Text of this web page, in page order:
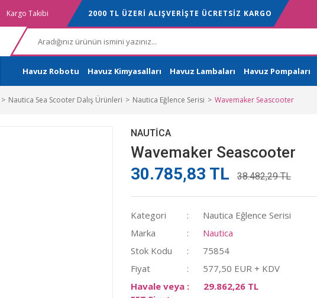
Kargo Takibi 2000 TL ÜZERİ ALIŞVERİŞTE ÜCRETSİZ KARGO
Havuz Robotu Havuz Kimyasalları Havuz Lambaları Havuz Pompaları
Nautica Sea Scooter Dalış Ürünleri Nautica Eğlence Serisi Wavemaker Seascooter
NAUTICA
Wavemaker Seascooter
30.785,83 TL 38.482,29 TL
Kategori
Nautica Eğlence Serisi
Marka
Nautica
Stok Kodu
75854
Fiyat
577,50 EUR + KDV
Havale veya
29.862,26 TL